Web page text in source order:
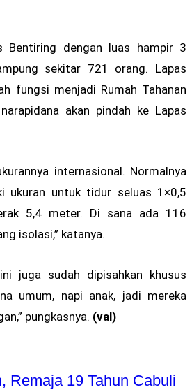
Bentiring dengan luas hampir 3
sekitar 721 orang. Lapas
fungsi menjadi Rumah Tahanan
akan pindah ke Lapas
internasional. Normalnya
ukuran untuk tidur seluas 1×0,5
5,4 meter. Di sana ada 116
isolasi,” katanya.
juga sudah dipisahkan khusus
umum, napi anak, jadi mereka
pungkasnya. (val)
Remaja 19 Tahun Cabuli